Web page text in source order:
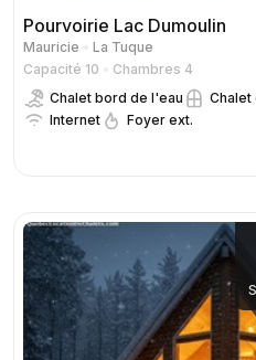
Pourvoirie Lac Dumoulin
Mauricie
La Tuque
Capacité 10
Chambres 4
Chalet bord de l'eau
Chalet
Internet
Foyer ext.